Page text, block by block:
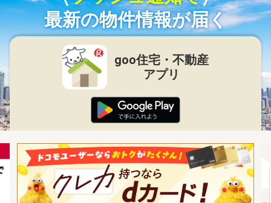
最新の物件情報が届く
goo住宅・不動産
アプリ